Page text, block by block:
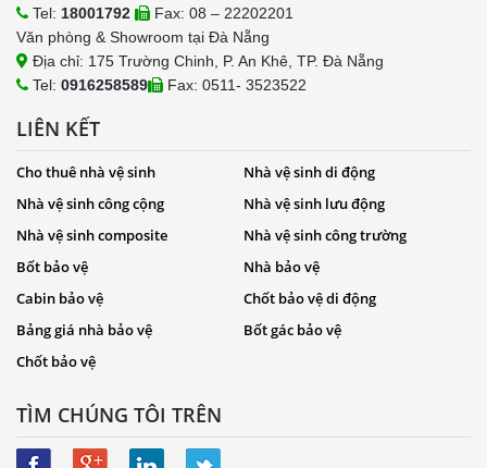
Tel: 18001792
Fax: 08 – 22202201
Văn phòng & Showroom tại Đà Nẵng
Địa chỉ: 175 Trường Chinh, P. An Khê, TP. Đà Nẵng
Tel: 0916258589 Fax: 0511- 3523522
LIÊN KẾT
Cho thuê nhà vệ sinh
Nhà vệ sinh di động
Nhà vệ sinh công cộng
Nhà vệ sinh lưu động
Nhà vệ sinh composite
Nhà vệ sinh công trường
Bốt bảo vệ
Nhà bảo vệ
Cabin bảo vệ
Chốt bảo vệ di động
Bảng giá nhà bảo vệ
Bốt gác bảo vệ
Chốt bảo vệ
TÌM CHÚNG TÔI TRÊN